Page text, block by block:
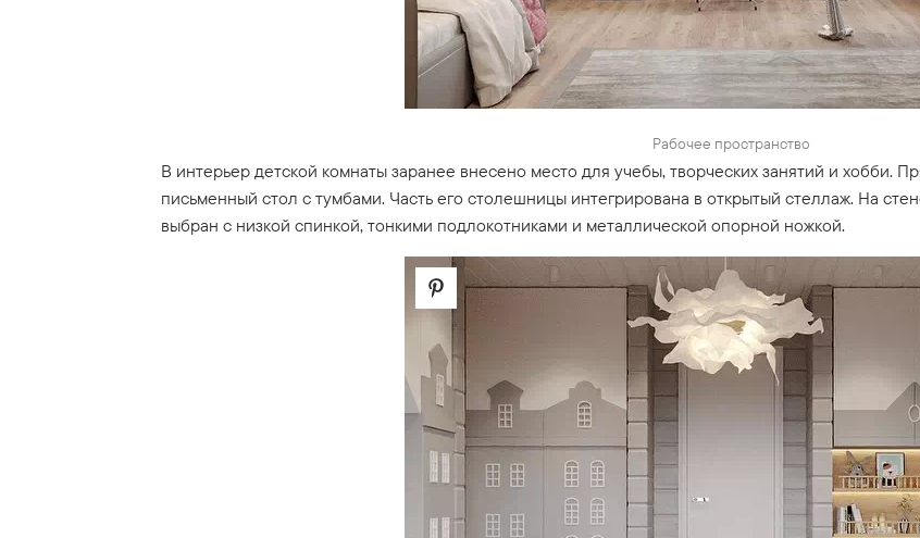
Рабочее пространство
В интерьер детской комнаты заранее внесено место для учебы, творческих занятий и хобби.
письменный стол с тумбами. Часть его столешницы интегрирована в открытый стеллаж. На
выбран с низкой спинкой, тонкими подлокотниками и металлической опорной ножкой.